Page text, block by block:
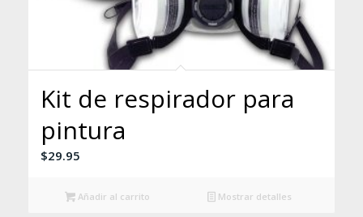
Kit de respirador para
pintura
$29.95
Añadir al carrito Mostrar detalles